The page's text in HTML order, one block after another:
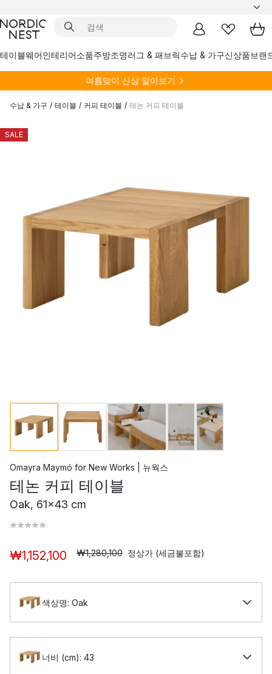
테이블웨어인테리어소품주방조명러그 & 패브릭수납 & 가구신상품브랜
여름맞이 신상 알아보기
수납 & 가구 / 테이블 / 커피 테이블 / 테논 커피 테이블
SALE
Omayra Maymó for New Works | 뉴웍스
테논 커피 테이블
Oak, 61x43 cm
₩1,152,100 ₩1,280,100 정상가 (세금불포함)
색상명: Oak
너비 (cm): 43